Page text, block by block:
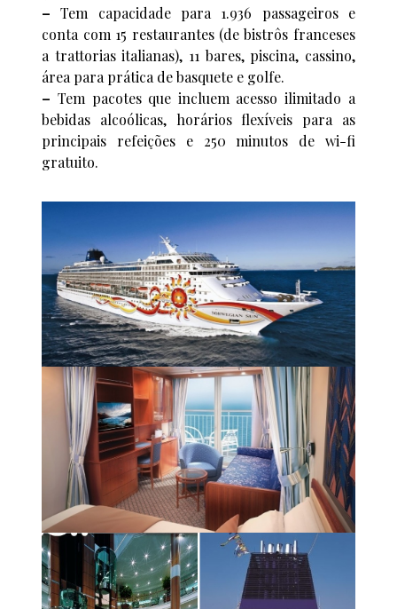
– Tem capacidade para 1.936 passageiros e
conta com 15 restaurantes (de bistrôs franceses
a trattorias italianas), 11 bares, piscina, cassino,
área para prática de basquete e golfe.
– Tem pacotes que incluem acesso ilimitado a
bebidas alcoólicas, horários flexíveis para as
principais refeições e 250 minutos de wi-fi
gratuito.